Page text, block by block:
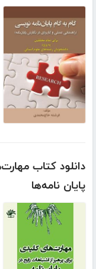
دانلود کتاب
پایان نامه‌ها